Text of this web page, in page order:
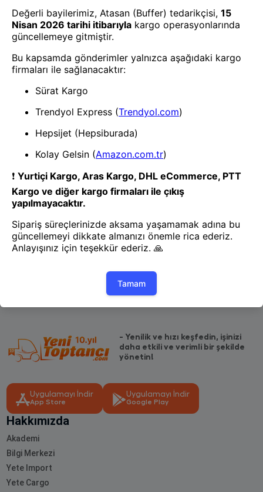
Oto Yan Ayna
Oto Yan Ayna
- Yenilik ve hızı keşfedin, işinizi
daha etkili ve verimli bir şekilde
yönetin!
Uygulamayı İndir
App Store
Uygulamayı İndir
Google Play
Hakkımızda
Akademi
Bilgi Merkezi
Yete Import
Yete Cargo